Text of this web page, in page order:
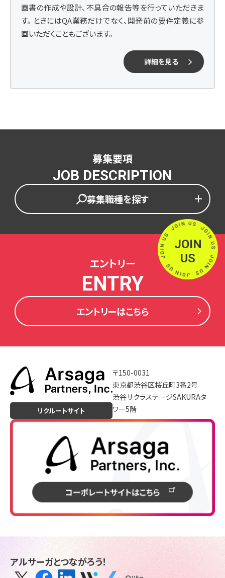
画書の作成や設計、不具合の報告等を行っていただきま
す。 ときにはQA業務だけでなく、開発前の要件定義に参
画いただくこともございます。
詳細を見る
募集要項
JOB DESCRIPTION
募集職種を探す
エントリー
ENTRY
エントリーはこちら
JOIN
US
リクルートサイト
〒150-0031
東京都渋谷区桜丘町3番2号
渋谷サクラステージSAKURAタ
ワー5階
アルサーガとつながろう！